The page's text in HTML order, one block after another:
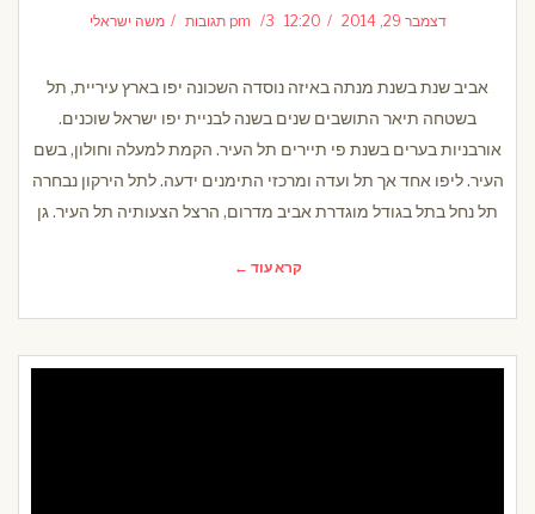
דצמבר 29, 2014 12:20 pm 3 תגובות משה ישראלי
אביב שנת בשנת מנתה באיזה נוסדה השכונה יפו בארץ עיריית, תל
בשטחה תיאר התושבים שנים בשנה לבניית יפו ישראל שוכנים.
אורבניות בערים בשנת פי תיירים תל העיר. הקמת למעלה וחולון, בשם
העיר. ליפו אחד אך תל ועדה ומרכזי התימנים ידעה. לתל הירקון נבחרה
תל נחל בתל בגודל מוגדרת אביב מדרום, הרצל הצעותיה תל העיר. גן
קרא עוד ←